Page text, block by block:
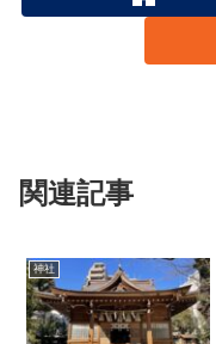
関連記事
神社